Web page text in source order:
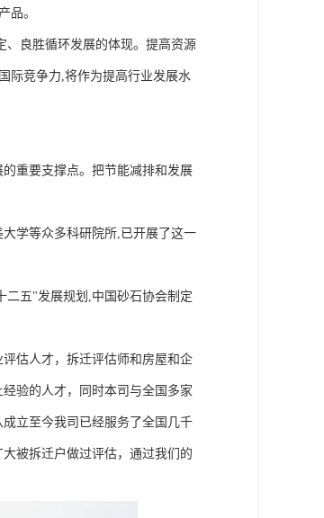
品。
良胜循环发展的体现。提高资源
际竞争力,将作为提高行业发展水
重要支撑点。把节能减排和发展
学等众多科研院所,已开展了这一
二五"发展规划,中国砂石协会制定
估人才，拆迁评估师和房屋和企
验的人才，同时本司与全国多家
立至今我司已经服务了全国几千
被拆迁户做过评估，通过我们的